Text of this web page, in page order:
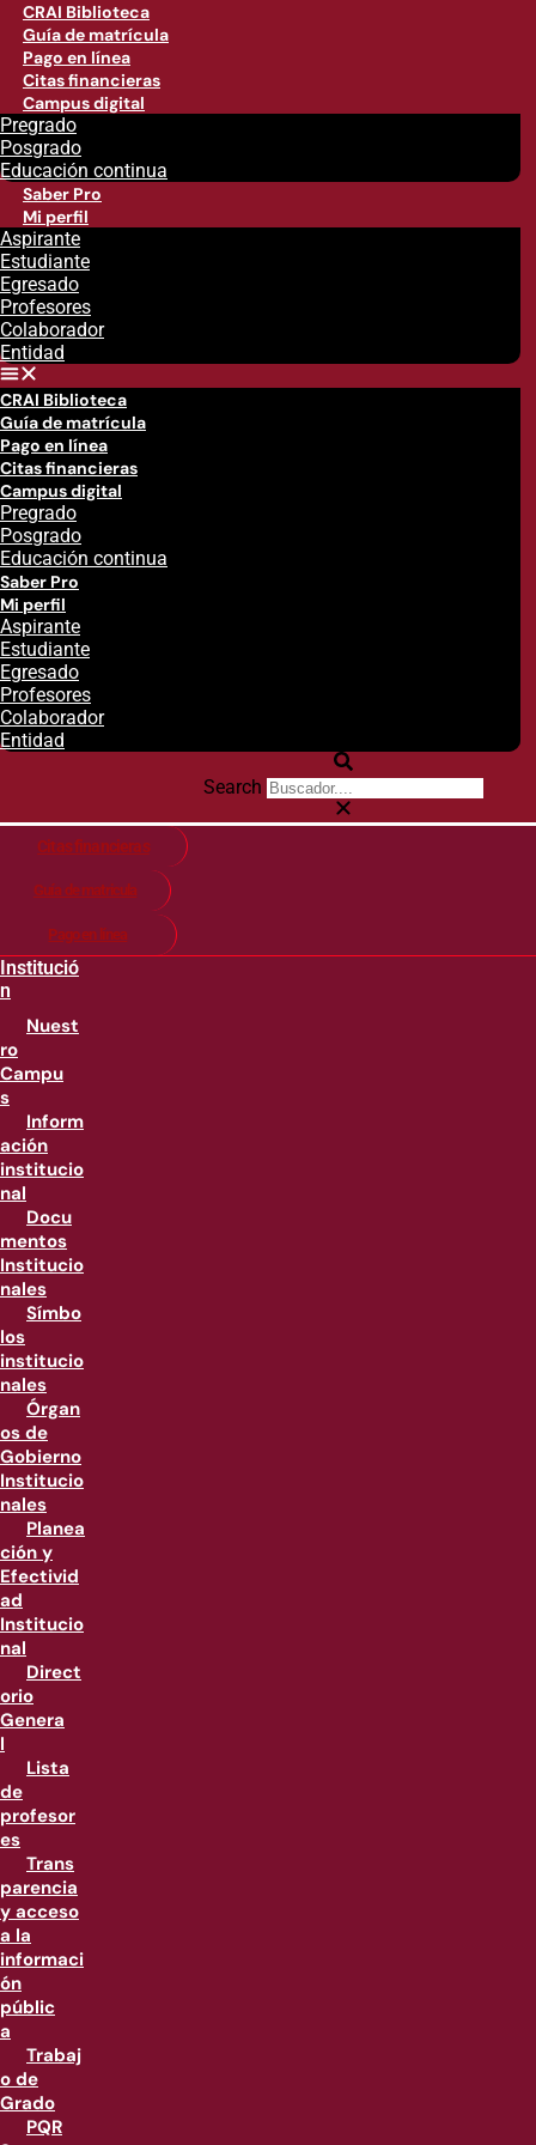
CRAI Biblioteca
Guía de matrícula
Pago en línea
Citas financieras
Campus digital
Pregrado
Posgrado
Educación continua
Saber Pro
Mi perfil
Aspirante
Estudiante
Egresado
Profesores
Colaborador
Entidad
CRAI Biblioteca
Guía de matrícula
Pago en línea
Citas financieras
Campus digital
Pregrado
Posgrado
Educación continua
Saber Pro
Mi perfil
Aspirante
Estudiante
Egresado
Profesores
Colaborador
Entidad
Search
Citas financieras
Guía de matricula
Pago en línea
Institució
n
Nuest
ro
Campu
s
Inform
ación
institucio
nal
Docu
mentos
Institucio
nales
Símbo
los
institucio
nales
Órgan
os de
Gobierno
Institucio
nales
Planea
ción y
Efectivid
ad
Institucio
nal
Direct
orio
Genera
l
Lista
de
profesor
es
Trans
parencia
y acceso
a la
informaci
ón
públic
a
Trabaj
o de
Grado
PQR